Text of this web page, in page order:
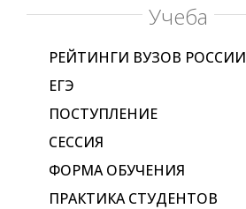
Учеба
РЕЙТИНГИ ВУЗОВ РОССИИ
ЕГЭ
ПОСТУПЛЕНИЕ
СЕССИЯ
ФОРМА ОБУЧЕНИЯ
ПРАКТИКА СТУДЕНТОВ